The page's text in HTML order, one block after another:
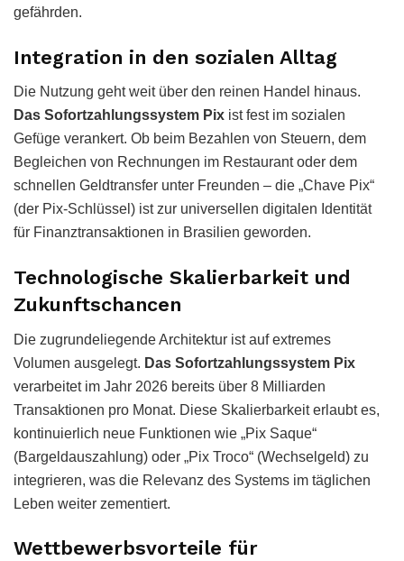
gefährden.
Integration in den sozialen Alltag
Die Nutzung geht weit über den reinen Handel hinaus.
Das Sofortzahlungssystem Pix ist fest im sozialen
Gefüge verankert. Ob beim Bezahlen von Steuern, dem
Begleichen von Rechnungen im Restaurant oder dem
schnellen Geldtransfer unter Freunden – die „Chave Pix“
(der Pix-Schlüssel) ist zur universellen digitalen Identität
für Finanztransaktionen in Brasilien geworden.
Technologische Skalierbarkeit und
Zukunftschancen
Die zugrundeliegende Architektur ist auf extremes
Volumen ausgelegt. Das Sofortzahlungssystem Pix
verarbeitet im Jahr 2026 bereits über 8 Milliarden
Transaktionen pro Monat. Diese Skalierbarkeit erlaubt es,
kontinuierlich neue Funktionen wie „Pix Saque“
(Bargeldauszahlung) oder „Pix Troco“ (Wechselgeld) zu
integrieren, was die Relevanz des Systems im täglichen
Leben weiter zementiert.
Wettbewerbsvorteile für